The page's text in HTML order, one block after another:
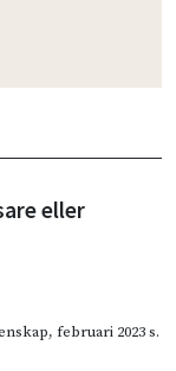
eller
, februari 2023s.